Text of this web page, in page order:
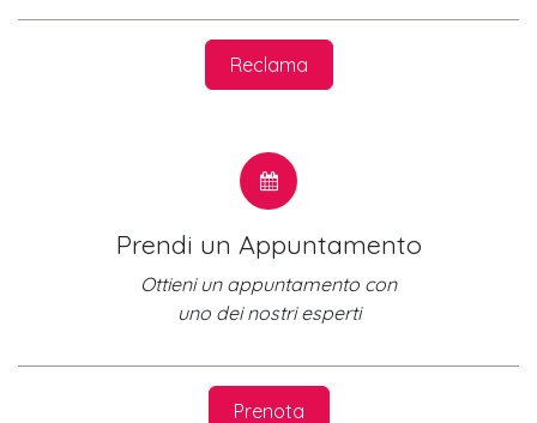
Reclama
Prendi un Appuntamento
Ottieni un appuntamento con
uno dei nostri esperti
Prenota